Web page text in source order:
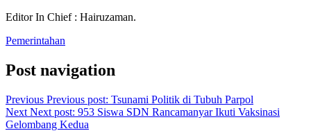
Editor In Chief : Hairuzaman.
Pemerintahan
Post navigation
Previous Previous post: Tsunami Politik di Tubuh Parpol
Next Next post: 953 Siswa SDN Rancamanyar Ikuti Vaksinasi
Gelombang Kedua